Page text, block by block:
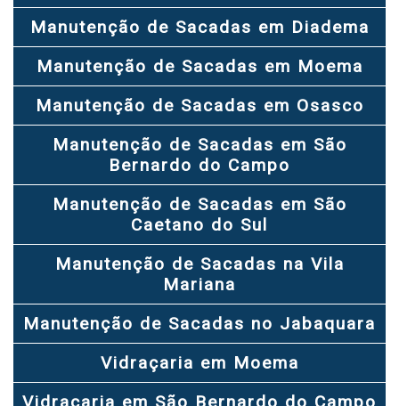
Manutenção de Sacadas em Diadema
Manutenção de Sacadas em Moema
Manutenção de Sacadas em Osasco
Manutenção de Sacadas em São
Bernardo do Campo
Manutenção de Sacadas em São
Caetano do Sul
Manutenção de Sacadas na Vila
Mariana
Manutenção de Sacadas no Jabaquara
Vidraçaria em Moema